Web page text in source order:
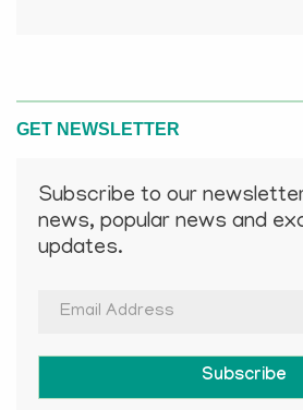
GET NEWSLETTER
Subscribe to our
news, popular news and
updates.
Subscribe